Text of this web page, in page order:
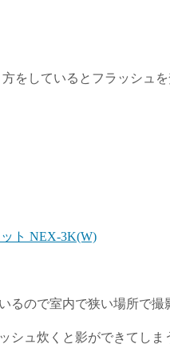
をしているとフラッシュ
ト NEX-3K(W)
るので室内で狭い場所で撮
シュ炊くと影ができてしま